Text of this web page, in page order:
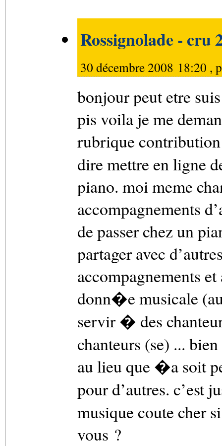
Rossignolade - cru
30 décembre 2008 18:20 ,
bonjour peut etre
pis voila je me
rubrique
dire mettre en ligne
piano. moi meme
accompagnements
de passer chez un
partager avec
accompagnements
donn�e musicale
servir � des
chanteurs (se) ...
au lieu que �a soit
pour d’autres.
musique coute cher
vous ?